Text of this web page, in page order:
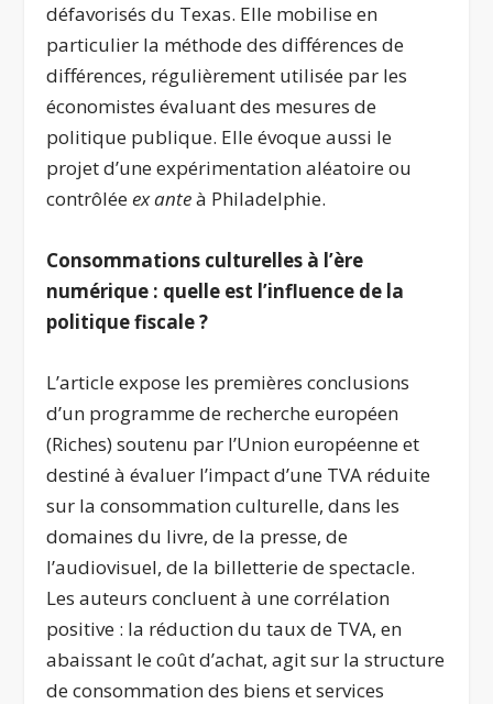
défavorisés du Texas. Elle mobilise en
particulier la méthode des différences de
différences, régulièrement utilisée par les
économistes évaluant des mesures de
politique publique. Elle évoque aussi le
projet d’une expérimentation aléatoire ou
contrôléeex anteà Philadelphie.
Consommations culturelles à l’ère
numérique : quelle est l’influence de la
politique fiscale ?
L’article expose les premières conclusions
d’un programme de recherche européen
(Riches) soutenu par l’Union européenne et
destiné à évaluer l’impact d’une TVA réduite
sur la consommation culturelle, dans les
domaines du livre, de la presse, de
l’audiovisuel, de la billetterie de spectacle.
Les auteurs concluent à une corrélation
positive : la réduction du taux de TVA, en
abaissant le coût d’achat, agit sur la structure
de consommation des biens et services